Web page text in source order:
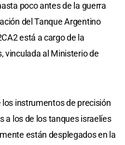
poco antes de la guerra
del Tanque Argentino
está a cargo de la
vinculada al Ministerio de
instrumentos de precisión
a los de los tanques israelíes
están desplegados en la